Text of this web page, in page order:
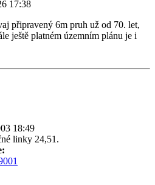
17:38
připravený 6m pruh už od 70. let,
ještě platném územním plánu je i
18:49
linky 24,51.